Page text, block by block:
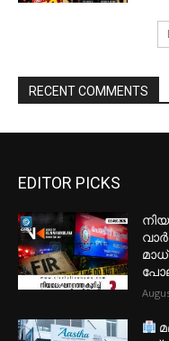
RECENT COMMENTS
EDITOR PICKS